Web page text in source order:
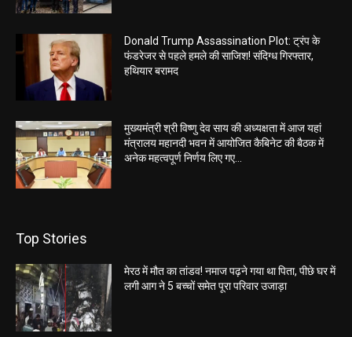
Donald Trump Assassination Plot: ट्रंप के
फंडरेजर से पहले हमले की साजिश! संदिग्ध गिरफ्तार,
हथियार बरामद
मुख्यमंत्री श्री विष्णु देव साय की अध्यक्षता में आज यहां
मंत्रालय महानदी भवन में आयोजित कैबिनेट की बैठक में
अनेक महत्वपूर्ण निर्णय लिए गए...
Top Stories
मेरठ में मौत का तांडव! नमाज पढ़ने गया था पिता, पीछे घर में
लगी आग ने 5 बच्चों समेत पूरा परिवार उजाड़ा